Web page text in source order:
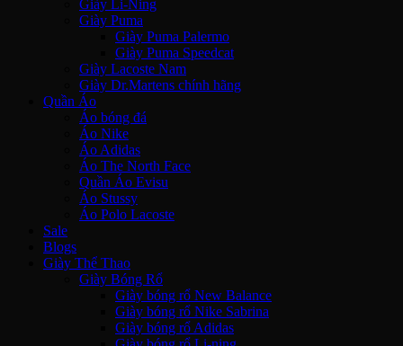
Giày Li-Ning
Giày Puma
Giày Puma Palermo
Giày Puma Speedcat
Giày Lacoste Nam
Giày Dr.Martens chính hãng
Quần Áo
Áo bóng đá
Áo Nike
Áo Adidas
Áo The North Face
Quần Áo Evisu
Áo Stussy
Áo Polo Lacoste
Sale
Blogs
Giày Thể Thao
Giày Bóng Rổ
Giày bóng rổ New Balance
Giày bóng rổ Nike Sabrina
Giày bóng rổ Adidas